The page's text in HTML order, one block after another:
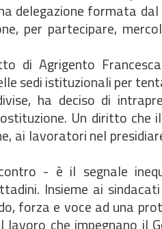
delegazione formata
per partecipare,
di Agrigento
sedi istituzionali per
ha deciso di
Un diritto che
ai lavoratori nel
- è il segnale
Insieme ai
forza e voce ad una
che impegnano il